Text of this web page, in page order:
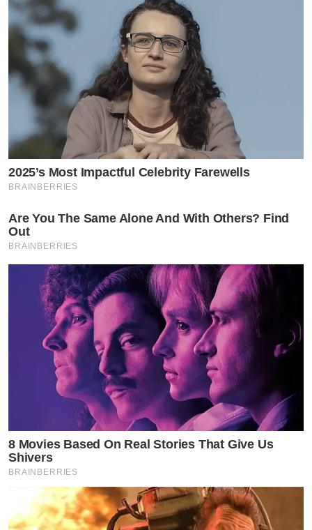
2025’s Most Impactful Celebrity Farewells
BRAINBERRIES
Are You The Same Alone And With Others? Find
Out
BRAINBERRIES
8 Movies Based On Real Stories That Give Us
Shivers
BRAINBERRIES